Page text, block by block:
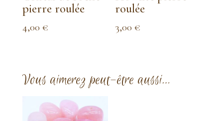
pierre roulée
4,00 €
roulée
3,00€
Vous aimerez peut-être aussi…